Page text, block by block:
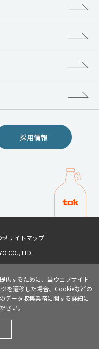
採用情報
せサイトマップ
CO., LTD.
供するために、当ウェブサイト
を遷移した場合、Cookieなどの
データ収集業務に関する詳細に
さい。